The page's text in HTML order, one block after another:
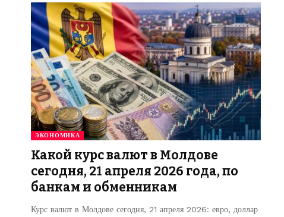
ЭКОНОМИКА
Какой курс валют в Молдове
сегодня, 21 апреля 2026 года, по
банкам и обменникам
Курс валют в Молдове сегодня, 21 апреля 2026: евро, доллар